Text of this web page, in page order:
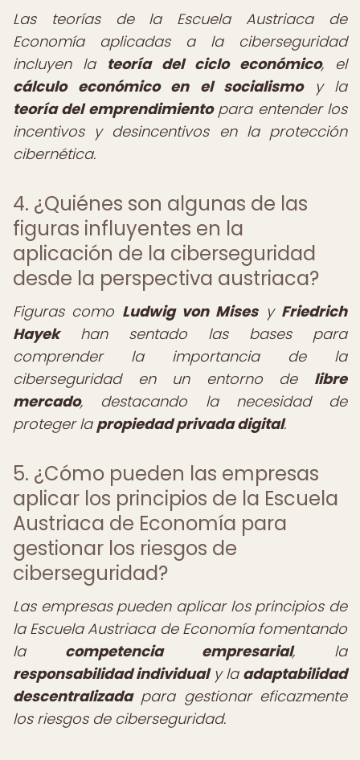
Las teorías de la Escuela Austriaca de
Economía aplicadas a la ciberseguridad
incluyen la teoría del ciclo económico, el
cálculo económico en el socialismoy la
teoría del emprendimientopara entender los
incentivos y desincentivos en la protección
cibernética.
4. ¿Quiénes son algunas de las
figuras influyentes en la
aplicación de la ciberseguridad
desde la perspectiva austriaca?
Figuras como Ludwig von Misesy Friedrich
Hayekhan sentado las bases para
comprender la importancia de la
ciberseguridad en un entorno de libre
mercado, destacando la necesidad de
proteger la propiedad privada digital.
5. ¿Cómo pueden las empresas
aplicar los principios de la Escuela
Austriaca de Economía para
gestionar los riesgos de
ciberseguridad?
Las empresas pueden aplicar los principios de
la Escuela Austriaca de Economía fomentando
la competencia empresarial, la
responsabilidad individualy la adaptabilidad
descentralizadapara gestionar eficazmente
los riesgos de ciberseguridad.